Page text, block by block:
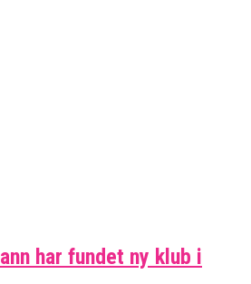
har fundet ny klub i